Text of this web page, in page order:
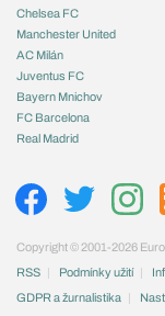
Chelsea FC
Manchester United
AC Milán
Juventus FC
Bayern Mnichov
FC Barcelona
Real Madrid
Copyright © 2001-2026
RSS
Podmínky užití
GDPR a žurnalistika